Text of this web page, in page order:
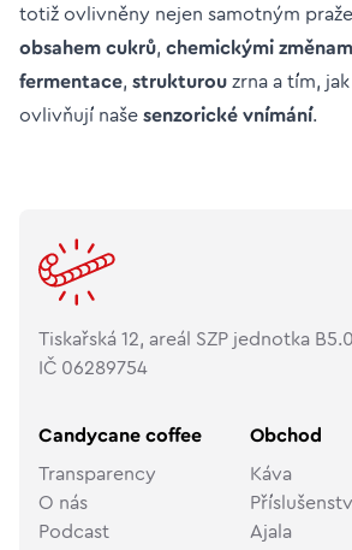
totiž ovlivněny nejen samotným
obsahem cukrů, chemickými
fermentace, strukturou zrna a tím,
ovlivňují naše senzorické vnímání.
Tiskařská 12, areál SZP jednotka
IČ 06289754
Candycane coffee
Transparency
O nás
Podcast
Obchod
Káva
Ajala